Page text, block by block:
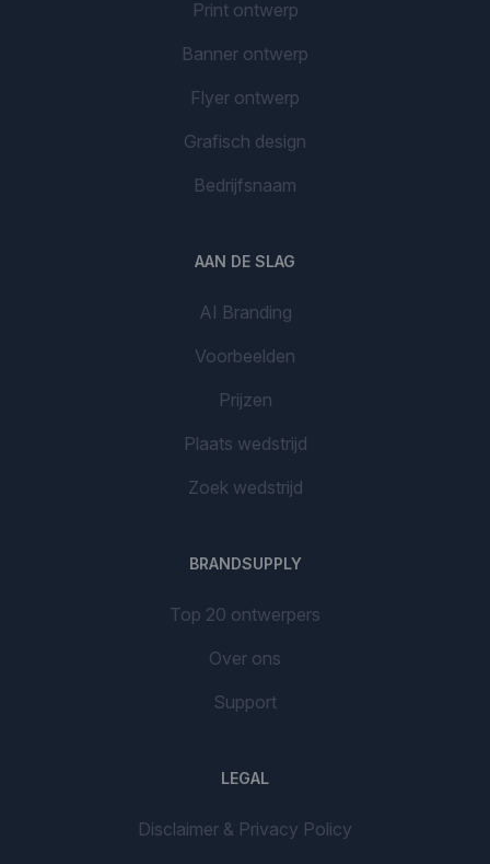
Print ontwerp
Banner ontwerp
Flyer ontwerp
Grafisch design
Bedrijfsnaam
AAN DE SLAG
AI Branding
Voorbeelden
Prijzen
Plaats wedstrijd
Zoek wedstrijd
BRANDSUPPLY
Top 20 ontwerpers
Over ons
Support
LEGAL
Disclaimer & Privacy Policy